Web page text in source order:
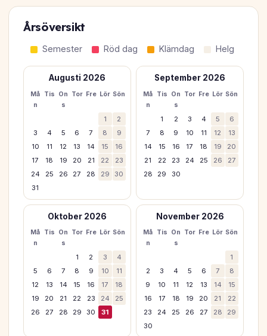
Årsöversikt
Semester Röd dag Klämdag Helg
Augusti 2026
Må
n
Tis
On
s
Tor Fre Lör Sön
1
2
3
4 5 6 7 8
9
10
11 12 13 14 15
16
17
18 19 20 21 22
23
24
25 26 27 28 29
30
31
September 2026
Må
n
Tis
On
s
Tor Fre Lör Sön
1 2 3 4 5
6
7
8 9 10 11 12
13
14
15 16 17 18 19
20
21
22 23 24 25 26
27
28
29 30
Oktober 2026
Må
n
Tis
On
s
Tor Fre Lör Sön
1 2 3
4
5
6 7 8 9 10
11
12
13 14 15 16 17
18
19
20 21 22 23 24
25
26
27 28 29 30 31
November 2026
Må
n
Tis
On
s
Tor Fre Lör Sön
1
2
3 4 5 6 7
8
9
10 11 12 13 14
15
16
17 18 19 20 21
22
23
24 25 26 27 28
29
30